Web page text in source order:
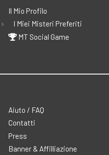
Il Mio Profilo
I Miei Misteri Preferiti
MT Social Game
Aiuto / FAQ
Contatti
Press
Banner & Affilliazione